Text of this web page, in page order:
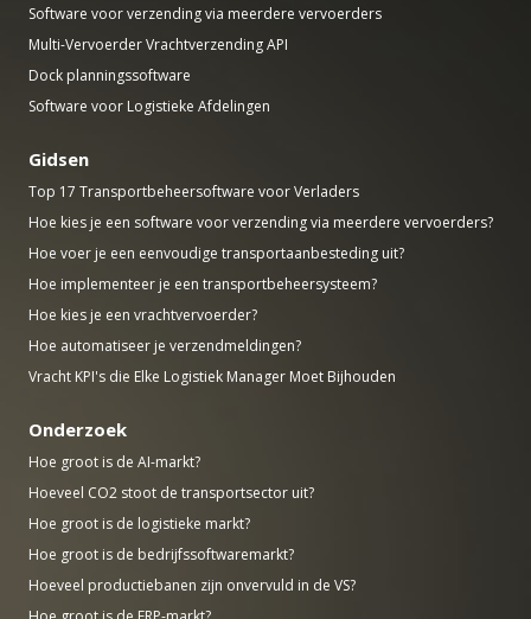
Software voor verzending via meerdere vervoerders
Multi-Vervoerder Vrachtverzending API
Dock planningssoftware
Software voor Logistieke Afdelingen
Gidsen
Top 17 Transportbeheersoftware voor Verladers
Hoe kies je een software voor verzending via meerdere vervoerders?
Hoe voer je een eenvoudige transportaanbesteding uit?
Hoe implementeer je een transportbeheersysteem?
Hoe kies je een vrachtvervoerder?
Hoe automatiseer je verzendmeldingen?
Vracht KPI's die Elke Logistiek Manager Moet Bijhouden
Onderzoek
Hoe groot is de AI-markt?
Hoeveel CO2 stoot de transportsector uit?
Hoe groot is de logistieke markt?
Hoe groot is de bedrijfssoftwaremarkt?
Hoeveel productiebanen zijn onvervuld in de VS?